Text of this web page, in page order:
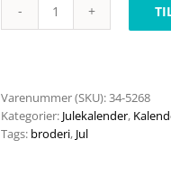
Adventstræet
Varenummer (SKU):34-5268
Kategorier: Julekalender,
Tags: broderi, Jul